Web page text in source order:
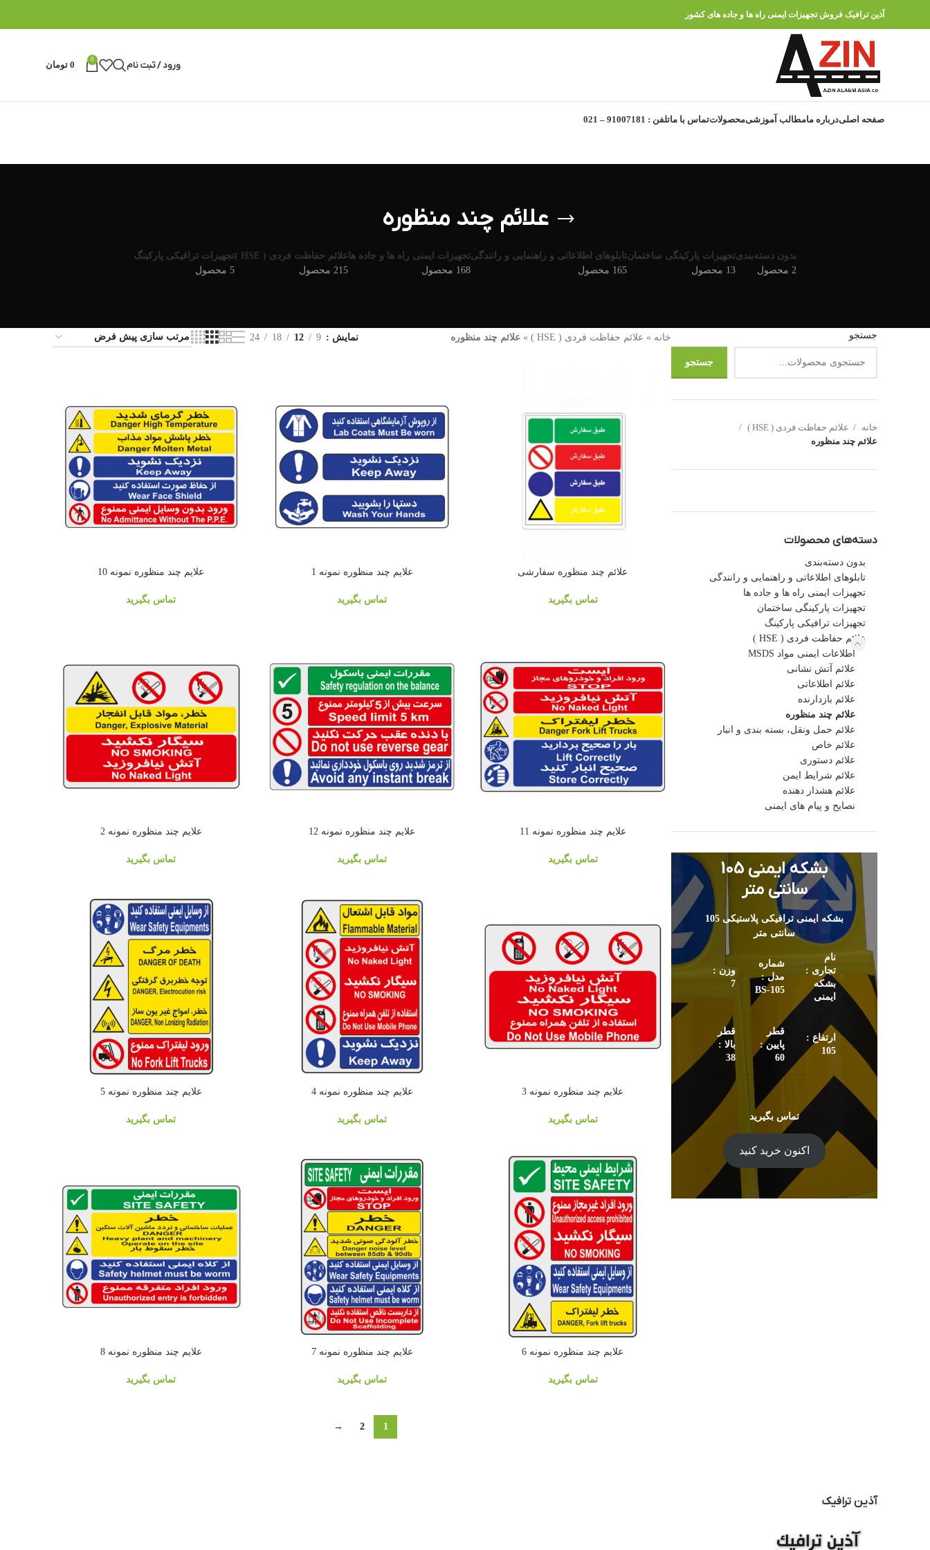
آذین ترافیک فروش تجهیزات ایمنی راه ها و جاده های کشور
ورود / ثبت نام 0
0 تومان
صفحه اصلیدرباره مامطالب آموزشیمحصولاتتماس با ماتلفن : 91007181 – 021
علائم چند منظوره
بدون دسته‌بندی
2 محصول
تجهیزات پارکینگی ساختمان
13 محصول
تابلوهای اطلاعاتی و راهنمایی و رانندگی
165 محصول
تجهیزات ایمنی راه ها و جاده ها
168 محصول
علائم حفاظت فردی ( HSE )
215 محصول
تجهیزات ترافیکی پارکینگ
5 محصول
جستجو
جستجو
خانه
علائم حفاظت فردی ( HSE )
علائم چند منظوره
دسته‌های محصولات
بدون دسته‌بندی
تابلوهای اطلاعاتی و راهنمایی و رانندگی
تجهیزات ایمنی راه ها و جاده ها
تجهیزات پارکینگی ساختمان
تجهیزات ترافیکی پارکینگ
علائم حفاظت فردی ( HSE )
اطلاعات ایمنی مواد MSDS
علائم آتش نشانی
علائم اطلاعاتی
علائم بازدارنده
علائم چند منظوره
علائم حمل ونقل، بسته بندی و انبار
علائم خاص
علائم دستوری
علائم شرایط ایمن
علائم هشدار دهنده
نصایح و پیام های ایمنی
بشکه ایمنی 105
سانتی متر
بشکه ایمنی ترافیکی پلاستیکی 105
سانتی متر
نام
تجاری :
بشکه
ایمنی
شماره
مدل :
105-BS
وزن :
7
ارتفاع :
105
قطر
پایین :
60
قطر
بالا :
38
تماس بگیرید
اکنون خرید کنید
خانه » علائم حفاظت فردی ( HSE ) » علائم چند منظوره نمایش 9
12
18
24
علائم چند منظوره سفارشی
تماس بگیرید
علايم چند منظوره نمونه 1
تماس بگیرید
علايم چند منظوره نمونه 10
تماس بگیرید
علايم چند منظوره نمونه 11
تماس بگیرید
علايم چند منظوره نمونه 12
تماس بگیرید
علايم چند منظوره نمونه 2
تماس بگیرید
علايم چند منظوره نمونه 3
تماس بگیرید
علايم چند منظوره نمونه 4
تماس بگیرید
علايم چند منظوره نمونه 5
تماس بگیرید
علايم چند منظوره نمونه 6
تماس بگیرید
علايم چند منظوره نمونه 7
تماس بگیرید
علايم چند منظوره نمونه 8
تماس بگیرید
1
2
→
آذین ترافیک